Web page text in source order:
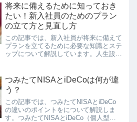
将来に備えるために知っておき
たい！新入社員のためのプラン
の立て方と見直し方
この記事では、新入社員が将来に備えて
プランを立てるために必要な知識とステ
ップについて解説しています。人生設計
し、また、定期的なプランの見直しの重
要性と、確認、目標再確認、資産評価、
プラン修正の4つのステップについても
説明しています。
つみたてNISAとiDeCoは何が違
う？
この記事では、つみたてNISAとiDeCo
の違いのポイントをについて解説しま
す。つみたてNISAとiDeCo（個人型確